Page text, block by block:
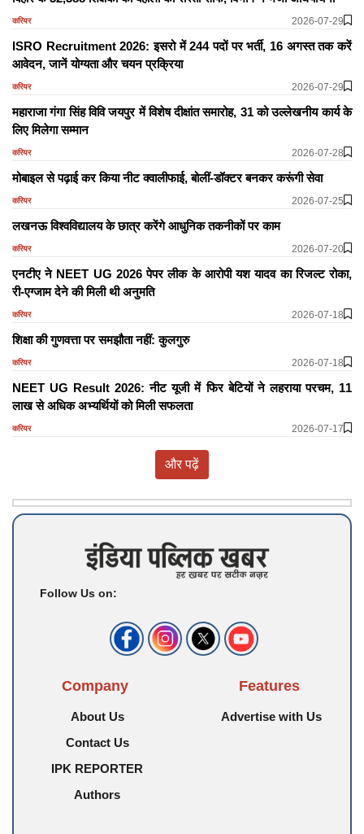
करियर 2026-07-29
ISRO Recruitment 2026: इसरो में 244 पदों पर भर्ती, 16 अगस्त तक करें
आवेदन, जानें योग्यता और चयन प्रक्रिया
करियर 2026-07-29
महाराजा गंगा सिंह विवि जयपुर में विशेष दीक्षांत समारोह, 31 को उल्लेखनीय कार्य के
लिए मिलेगा सम्मान
करियर 2026-07-28
मोबाइल से पढ़ाई कर किया नीट क्वालीफाई, बोलीं-डॉक्टर बनकर करूंगी सेवा
करियर 2026-07-25
लखनऊ विश्वविद्यालय के छात्र करेंगे आधुनिक तकनीकों पर काम
करियर 2026-07-20
एनटीए ने NEET UG 2026 पेपर लीक के आरोपी यश यादव का रिजल्ट रोका,
री-एग्जाम देने की मिली थी अनुमति
करियर 2026-07-18
शिक्षा की गुणवत्ता पर समझौता नहीं: कुलगुरु
करियर 2026-07-18
NEET UG Result 2026: नीट यूजी में फिर बेटियों ने लहराया परचम, 11
लाख से अधिक अभ्यर्थियों को मिली सफलता
करियर 2026-07-17
और पढ़ें
Follow Us on:
Company
About Us
Contact Us
IPK REPORTER
Authors
Features
Advertise with Us